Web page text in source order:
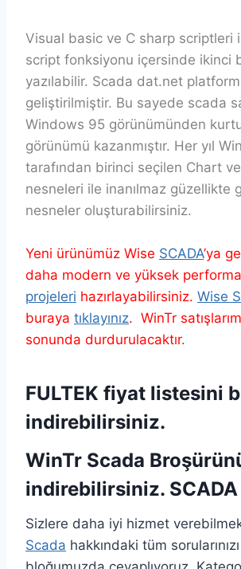
Visual basic ve C sharp scriptleri
script fonksiyonu içersinde ikinci
yazılabilir. Scada dat.net
geliştirilmiştir. Bu sayede scada
Windows 95 görünümünden
görünümü kazanmıştır. Her yıl
tarafından birinci seçilen Chart
nesneleri ile inanılmaz güzellikte
nesneler oluşturabilirsiniz.
Yeni ürünümüz Wise SCADA’ya
daha modern ve yüksek
projeleri hazırlayabilirsiniz. Wise
buraya tıklayınız. WinTr
sonunda durdurulacaktır.
FULTEK fiyat listesini
indirebilirsiniz.
WinTr Scada
indirebilirsiniz. SCADA
Sizlere daha iyi hizmet
Scada hakkındaki tüm